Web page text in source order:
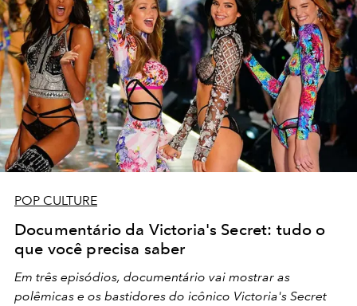
POP CULTURE
Documentário da Victoria's Secret: tudo o
que você precisa saber
Em três episódios, documentário vai mostrar as
polêmicas e os bastidores do icônico Victoria's Secret